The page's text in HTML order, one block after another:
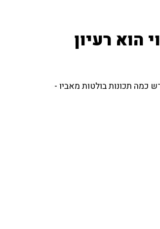
הוא רעיון
שהוא ירש כמה תכונות בולטות מאביו -